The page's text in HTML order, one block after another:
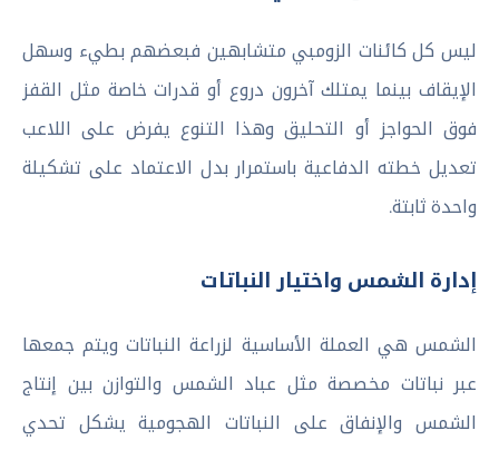
ليس كل كائنات الزومبي متشابهين فبعضهم بطيء وسهل
الإيقاف بينما يمتلك آخرون دروع أو قدرات خاصة مثل القفز
فوق الحواجز أو التحليق وهذا التنوع يفرض على اللاعب
تعديل خطته الدفاعية باستمرار بدل الاعتماد على تشكيلة
واحدة ثابتة.
إدارة الشمس واختيار النباتات
الشمس هي العملة الأساسية لزراعة النباتات ويتم جمعها
عبر نباتات مخصصة مثل عباد الشمس والتوازن بين إنتاج
الشمس والإنفاق على النباتات الهجومية يشكل تحدي